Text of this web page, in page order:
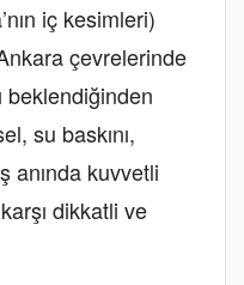
iç kesimleri)
çevrelerinde
beklendiğinden
su baskını,
anında kuvvetli
dikkatli ve